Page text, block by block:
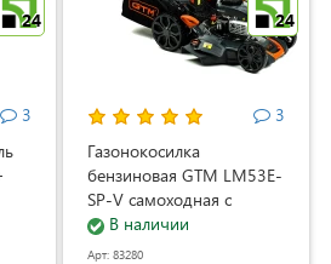
24
3
24
3
Газонокосилка
бензиновая GTM LM53E-
SP-V самоходная с
электростартером и
регулировкой скорости
В наличии
Арт: 83280